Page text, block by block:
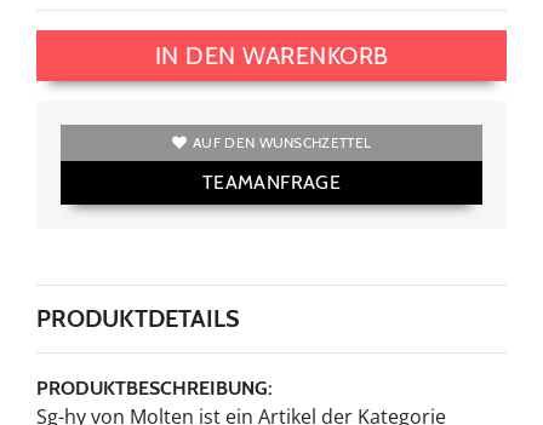
IN DEN WARENKORB
AUF DEN WUNSCHZETTEL
TEAMANFRAGE
PRODUKTDETAILS
PRODUKTBESCHREIBUNG:
Sg-hy von Molten ist ein Artikel der Kategorie